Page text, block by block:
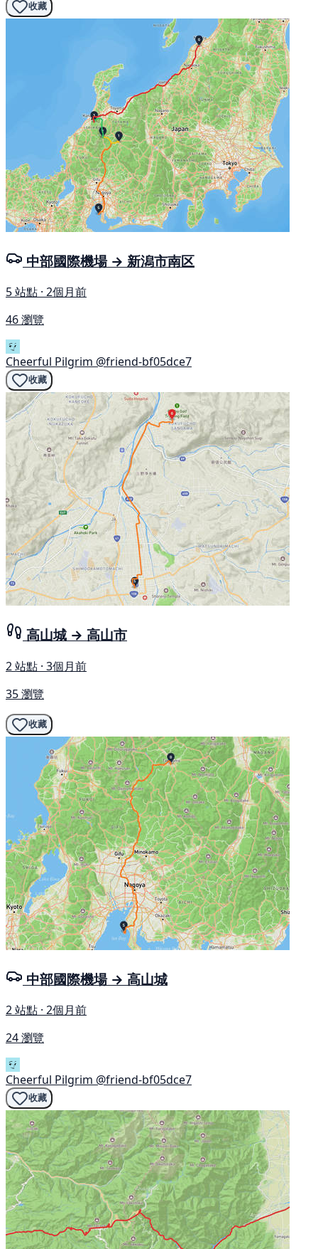
收藏
中部國際機場 → 新潟市南区
5 站點 · 2個月前
46 瀏覽
Cheerful Pilgrim @friend-bf05dce7
收藏
高山城 → 高山市
2 站點 · 3個月前
35 瀏覽
收藏
中部國際機場 → 高山城
2 站點 · 2個月前
24 瀏覽
Cheerful Pilgrim @friend-bf05dce7
收藏